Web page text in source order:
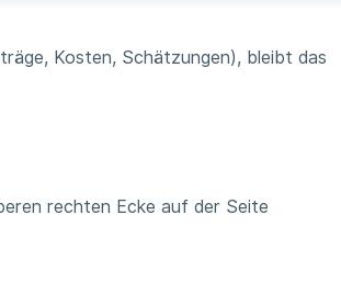
Kosten, Schätzungen), bleibt das
rechten Ecke auf der Seite